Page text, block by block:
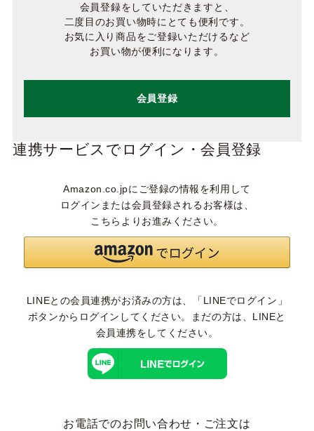
会員登録をしていただきますと、
二度目のお買い物時にとても便利です。
お気に入り商品をご登録いただけるなど
お買い物が便利になります。
会員登録
連携サービスでログイン・会員登録
Amazon.co.jpにご登録の情報を利用して
ログインまたは会員登録されるお客様は、
こちらよりお進みください。
LINEとの会員連携がお済みの方は、「LINEでログイン」
ボタンからログインしてください。まだの方は、 LINEと
会員連携をしてください。
お電話でのお問い合わせ・ご注文は